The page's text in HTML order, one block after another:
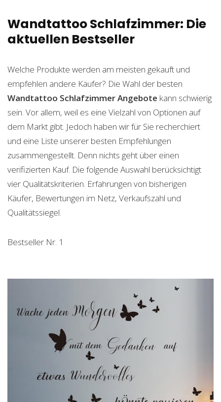
Wandtattoo Schlafzimmer: Die
aktuellen Bestseller
Welche Produkte werden am meisten gekauft und
empfehlen andere Käufer? Die Wahl der besten
Wandtattoo SchlafzimmerAngebote kann schwierig
sein. Vor allem, weil es eine Vielzahl von Optionen auf
dem Markt gibt. Jedoch haben wir für Sie recherchiert
und eine Liste unserer besten Empfehlungen
zusammengestellt. Denn nichts geht über einen
verifizierten Kauf. Die folgende Auswahl berücksichtigt
vier Qualitätskriterien. Erfahrungen von bisherigen
Käufer, Bewertungen im Netz, Verkaufszahl und
Qualitätssiegel.
Bestseller Nr. 1